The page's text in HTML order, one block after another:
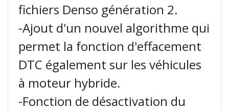
fichiers Denso génération 2.
-Ajout d'un nouvel algorithme qui
permet la fonction d'effacement
DTC également sur les véhicules
à moteur hybride.
-Fonction de désactivation du